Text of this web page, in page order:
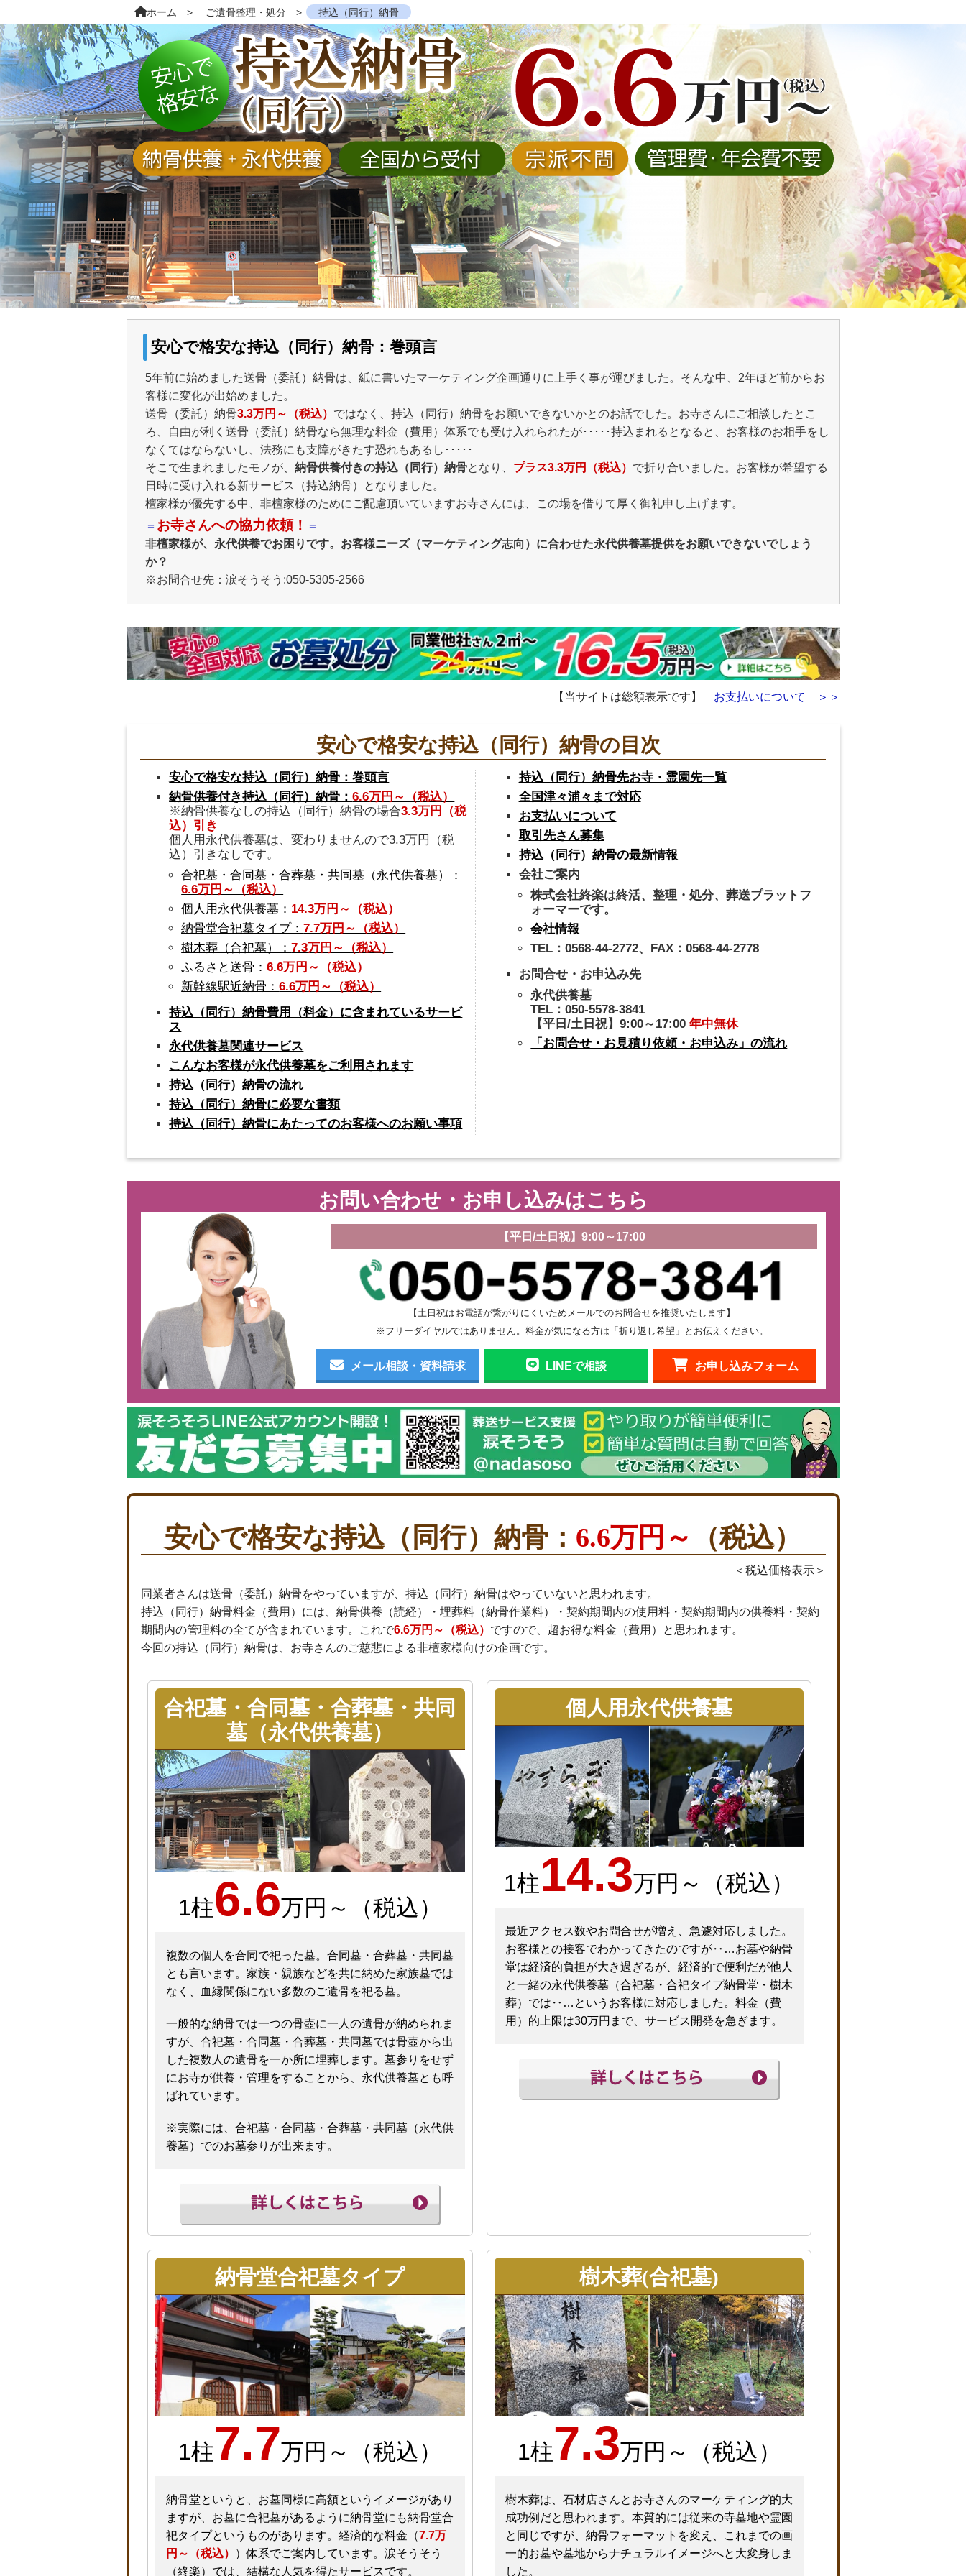
ホーム ご遺骨整理・処分 持込（同行）納骨
安心で格安な持込（同行）納骨：巻頭言
5年前に始めました送骨（委託）納骨は、紙に書いたマーケティング企画通りに上手く事が運びました。そんな中、2年ほど前からお
客様に変化が出始めました。
送骨（委託）納骨3.3万円～（税込） ではなく、持込（同行）納骨をお願いできないかとのお話でした。お寺さんにご相談したとこ
ろ、自由が利く送骨（委託）納骨なら無理な料金（費用）体系でも受け入れられたが･････持込まれるとなると、お客様のお相手をし
なくてはならないし、法務にも支障がきたす恐れもあるし･････
そこで生まれましたモノが、 納骨供養付きの持込（同行）納骨となり、 プラス3.3万円（税込） で折り合いました。お客様が希望する
日時に受け入れる新サービス（持込納骨）となりました。
檀家様が優先する中、非檀家様のためにご配慮頂いていますお寺さんには、この場を借りて厚く御礼申し上げます。
＝ お寺さんへの協力依頼！
＝
非檀家様が、永代供養でお困りです。お客様ニーズ（マーケティング志向）に合わせた永代供養墓提供をお願いできないでしょう
か？
※お問合せ先：涙そうそう:050-5305-2566
【当サイトは総額表示です】 お支払いについて ＞＞
安心で格安な持込（同行）納骨の目次
安心で格安な持込（同行）納骨：巻頭言
納骨供養付き持込（同行）納骨：6.6万円～（税込）
※納骨供養なしの持込（同行）納骨の場合3.3万円（税
込）引き
個人用永代供養墓は、変わりませんので3.3万円（税
込）引きなしです。
合祀墓・合同墓・合葬墓・共同墓（永代供養墓）：
6.6万円～（税込）
個人用永代供養墓： 14.3万円～（税込）
納骨堂合祀墓タイプ：7.7万円～（税込）
樹木葬（合祀墓）：7.3万円～（税込）
ふるさと送骨：6.6万円～（税込）
新幹線駅近納骨：6.6万円～（税込）
持込（同行）納骨費用（料金）に含まれているサービ
ス
永代供養墓関連サービス
こんなお客様が永代供養墓をご利用されます
持込（同行）納骨の流れ
持込（同行）納骨に必要な書類
持込（同行）納骨にあたってのお客様へのお願い事項
持込（同行）納骨先お寺・霊園先一覧
全国津々浦々まで対応
お支払いについて
取引先さん募集
持込（同行）納骨の最新情報
会社ご案内
株式会社終楽は終活、整理・処分、葬送プラットフ
ォーマーです。
会社情報
TEL：0568-44-2772、FAX：0568-44-2778
お問合せ・お申込み先
永代供養墓
TEL：050-5578-3841
【平日/土日祝】9:00～17:00年中無休
「お問合せ・お見積り依頼・お申込み」の流れ
お問い合わせ・お申し込みはこちら
【平日/土日祝】9:00～17:00
【土日祝はお電話が繋がりにくいためメールでのお問合せを推奨いたします】
※フリーダイヤルではありません。料金が気になる方は「折り返し希望」とお伝えください。
メール相談・資料請求 LINEで相談 お申し込みフォーム
安心で格安な持込（同行）納骨： 6.6万円～ （税込）
＜税込価格表示＞
同業者さんは送骨（委託）納骨をやっていますが、持込（同行）納骨はやっていないと思われます。
持込（同行）納骨料金（費用）には、納骨供養（読経）・埋葬料（納骨作業料）・契約期間内の使用料・契約期間内の供養料・契約
期間内の管理料の全てが含まれています。これで6.6万円～（税込） ですので、超お得な料金（費用）と思われます。
今回の持込（同行）納骨は、お寺さんのご慈悲による非檀家様向けの企画です。
合祀墓・合同墓・合葬墓・共同
墓（永代供養墓）
1柱6.6万円～（税込）
複数の個人を合同で祀った墓。合同墓・合葬墓・共同墓
とも言います。家族・親族などを共に納めた家族墓では
なく、血縁関係にない多数のご遺骨を祀る墓。
一般的な納骨では一つの骨壺に一人の遺骨が納められま
すが、合祀墓・合同墓・合葬墓・共同墓では骨壺から出
した複数人の遺骨を一か所に埋葬します。墓参りをせず
にお寺が供養・管理をすることから、永代供養墓とも呼
ばれています。
※実際には、合祀墓・合同墓・合葬墓・共同墓（永代供
養墓）でのお墓参りが出来ます。
個人用永代供養墓
1柱14.3万円～（税込）
最近アクセス数やお問合せが増え、急遽対応しました。
お客様との接客でわかってきたのですが‥…お墓や納骨
堂は経済的負担が大き過ぎるが、経済的で便利だが他人
と一緒の永代供養墓（合祀墓・合祀タイプ納骨堂・樹木
葬）では‥…というお客様に対応しました。料金（費
用）的上限は30万円まで、サービス開発を急ぎます。
納骨堂合祀墓タイプ
1柱7.7万円～（税込）
納骨堂というと、お墓同様に高額というイメージがあり
ますが、お墓に合祀墓があるように納骨堂にも納骨堂合
祀タイプというものがあります。経済的な料金（7.7万
円～（税込）
）体系でご案内しています。涙そうそう
（終楽）では、結構な人気を得たサービスです。
樹木葬(合祀墓)
1柱7.3万円～（税込）
樹木葬は、石材店さんとお寺さんのマーケティング的大
成功例だと思われます。本質的には従来の寺墓地や霊園
と同じですが、納骨フォーマットを変え、これまでの画
一的お墓や墓地からナチュラルイメージへと大変身しま
した。